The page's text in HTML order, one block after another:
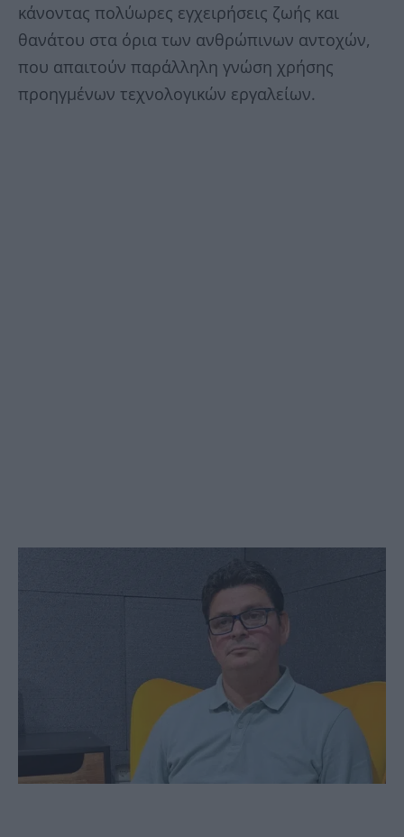
κάνοντας πολύωρες εγχειρήσεις ζωής και
θανάτου στα όρια των ανθρώπινων αντοχών,
που απαιτούν παράλληλη γνώση χρήσης
προηγμένων τεχνολογικών εργαλείων.